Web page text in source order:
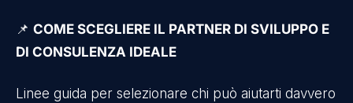
📌 COME SCEGLIERE IL PARTNER DI SVILUPPO E
DI CONSULENZA IDEALE
Linee guida per selezionare chi può aiutarti davvero